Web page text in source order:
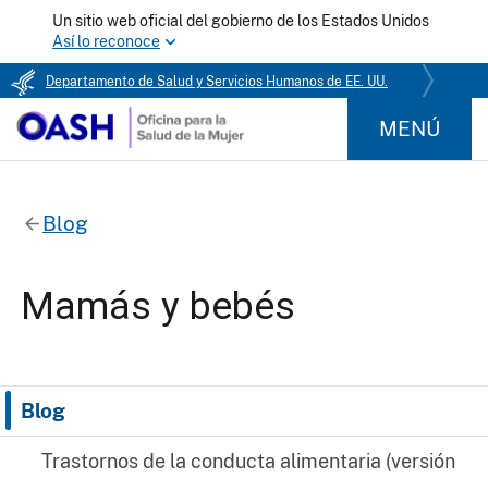
Un sitio web oficial del gobierno de los Estados Unidos
Así lo reconoce
Departamento de Salud y Servicios Humanos de EE. UU.
MENÚ
Blog
Blog
Trastornos de la conducta alimentaria (versión
Mamás y bebés